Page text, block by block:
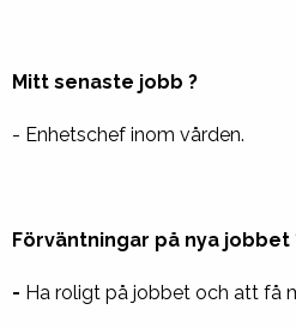
Mitt senaste jobb ?
- Enhetschef inom vården.
Förväntningar på nya jobbet
- Ha roligt på jobbet och att få